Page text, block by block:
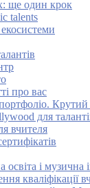
ще один крок
talents
про вас
Крутий
для
вчителя
освіта і музична
кваліфікації